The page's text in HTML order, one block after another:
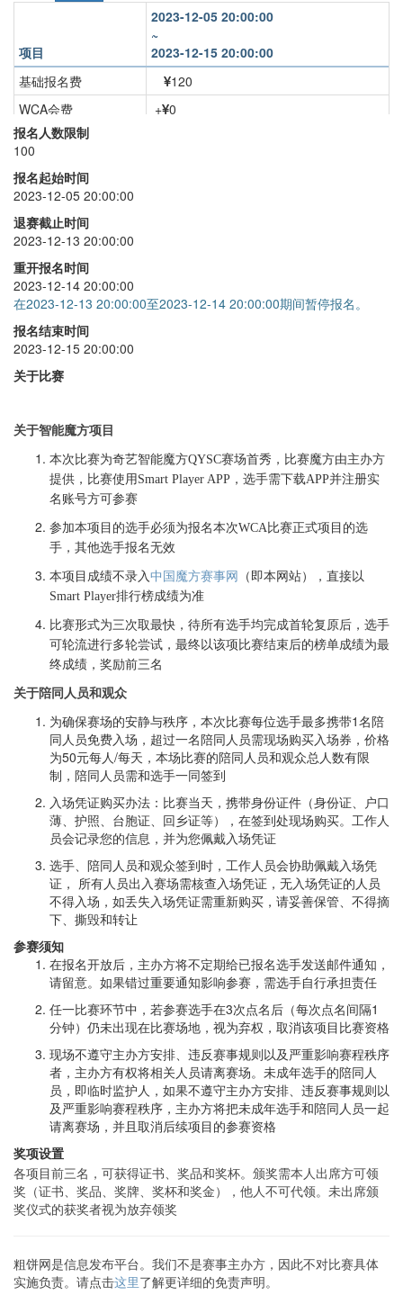
项目
2023-12-05 20:00:00
~
2023-12-15 20:00:00
基础报名费
120
WCA会费
+ 0
五阶
七阶
最少步
魔表
SQ1
报名人数限制
100
报名起始时间
2023-12-05 20:00:00
退赛截止时间
2023-12-13 20:00:00
重开报名时间
2023-12-14 20:00:00
在2023-12-13 20:00:00至2023-12-14 20:00:00期间暂停报名。
报名结束时间
2023-12-15 20:00:00
关于比赛
关于智能魔方项目
本次比赛为奇艺智能魔方QYSC赛场首秀，比赛魔方由主办方
提供，比赛使用Smart Player APP，选手需下载APP并注册实
名账号方可参赛
参加本项目的选手必须为报名本次WCA比赛正式项目的选
手，其他选手报名无效
本项目成绩不录入 中国魔方赛事网
（即本网站），直接以
Smart Player排行榜成绩为准
比赛形式为三次取最快，待所有选手均完成首轮复原后，选手
可轮流进行多轮尝试，最终以该项比赛结束后的榜单成绩为最
终成绩，奖励前三名
关于陪同人员和观众
为确保赛场的安静与秩序，本次比赛每位选手最多携带1名陪
同人员免费入场，超过一名陪同人员需现场购买入场券，价格
为50元每人/每天，本场比赛的陪同人员和观众总人数有限
制，陪同人员需和选手一同签到
入场凭证购买办法： 比赛当天，携带身份证件（身份证、户口
薄、护照、台胞证、回乡证等）， 在签到处现场购买。工作人
员会记录您的信息，并为您佩戴入场凭证
选手、陪同人员和观众签到时，工作人员会协助佩戴入场凭
证， 所有人员出入赛场需核查入场凭证，无入场凭证的人员
不得入场，如丢失入场凭证需重新购买，请妥善保管、不得摘
下、撕毁和转让
参赛须知
在报名开放后，主办方将不定期给已报名选手发送邮件通知，
请留意。如果错过重要通知影响参赛，需选手自行承担责任
任一比赛环节中，若参赛选手在3次点名后（每次点名间隔1
分钟）仍未出现在比赛场地，视为弃权，取消该项目比赛资格
现场不遵守主办方安排、违反赛事规则以及严重影响赛程秩序
者，主办方有权将相关人员请离赛场。未成年选手的陪同人
员，即临时监护人，如果不遵守主办方安排、违反赛事规则以
及严重影响赛程秩序，主办方将把未成年选手和陪同人员一起
请离赛场，并且取消后续项目的参赛资格
奖项设置
各项目前三名，可获得证书、奖品和奖杯。颁奖需本人出席方可领
奖（证书、奖品、奖牌、奖杯和奖金），他人不可代领。未出席颁
奖仪式的获奖者视为放弃领奖
粗饼网是信息发布平台。我们不是赛事主办方，因此不对比赛具体
实施负责。请点击这里了解更详细的免责声明。